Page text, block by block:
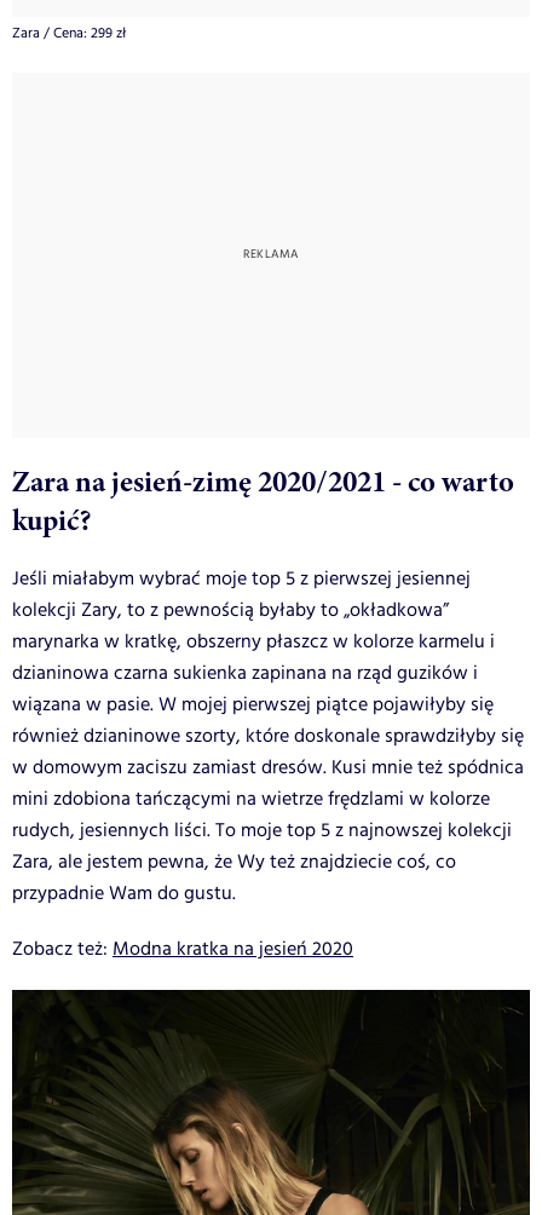
Zara /Cena: 299 zł
Zara na jesień-zimę 2020/2021 - co warto
kupić?
Jeśli miałabym wybrać moje top 5 z pierwszej jesiennej
kolekcji Zary, to z pewnością byłaby to „okładkowa”
marynarka w kratkę, obszerny płaszcz w kolorze karmelu i
dzianinowa czarna sukienka zapinana na rząd guzików i
wiązana w pasie. W mojej pierwszej piątce pojawiłyby się
również dzianinowe szorty, które doskonale sprawdziłyby się
w domowym zaciszu zamiast dresów. Kusi mnie też spódnica
mini zdobiona tańczącymi na wietrze frędzlami w kolorze
rudych, jesiennych liści. To moje top 5 z najnowszej kolekcji
Zara, ale jestem pewna, że Wy też znajdziecie coś, co
przypadnie Wam do gustu.
Zobacz też: Modna kratka na jesień 2020